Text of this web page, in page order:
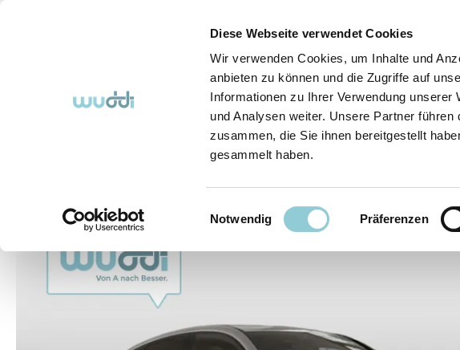
Diese Webseite verwendet Cookies
Wir verwenden Cookies, um Inhalte und
anbieten zu können und die Zugriffe auf
Informationen zu Ihrer Verwendung
und Analysen weiter. Unsere Partner
zusammen, die Sie ihnen bereitgestellt
gesammelt haben.
Einwilligungsauswahl
Notwendig Präferenzen
Abo-Fahrzeuge So funktioniert's (FAQ) Über Uns Kontakt
Bildergalerie überspringen